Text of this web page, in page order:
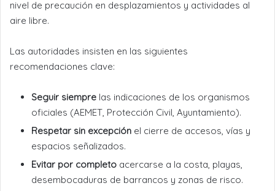
nivel de precaución en desplazamientos y actividades al
aire libre.
Las autoridades insisten en las siguientes
recomendaciones clave:
Seguir siempre las indicaciones de los organismos
oficiales (AEMET, Protección Civil, Ayuntamiento).
Respetar sin excepción el cierre de accesos, vías y
espacios señalizados.
Evitar por completo acercarse a la costa, playas,
desembocaduras de barrancos y zonas de risco.